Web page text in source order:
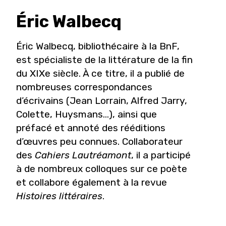
Éric Walbecq
Éric Walbecq, bibliothécaire à la BnF,
est spécialiste de la littérature de la fin
du XIXe siècle. À ce titre, il a publié de
nombreuses correspondances
d’écrivains (Jean Lorrain, Alfred Jarry,
Colette, Huysmans…), ainsi que
préfacé et annoté des rééditions
d’œuvres peu connues. Collaborateur
des Cahiers Lautréamont, il a participé
à de nombreux colloques sur ce poète
et collabore également à la revue
Histoires littéraires.